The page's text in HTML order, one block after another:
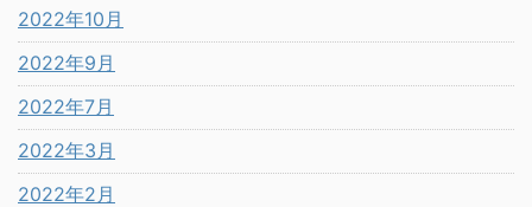
2022年10月
2022年9月
2022年7月
2022年3月
2022年2月